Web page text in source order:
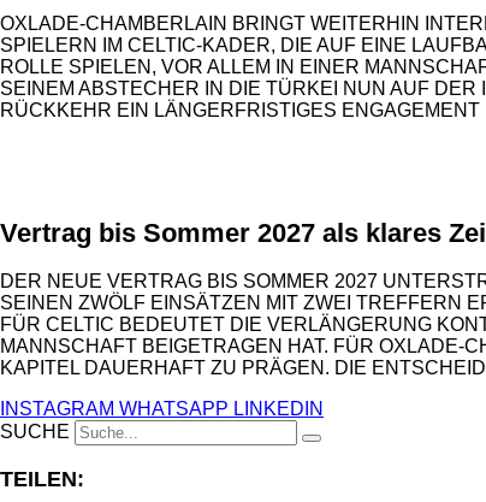
OXLADE-CHAMBERLAIN BRINGT WEITERHIN
SPIELERN IM CELTIC-KADER, DIE AUF EINE
ROLLE SPIELEN, VOR ALLEM IN EINER
SEINEM ABSTECHER IN DIE TÜRKEI NUN AUF
RÜCKKEHR EIN LÄNGERFRISTIGES ENGAGEMENT
Vertrag bis Sommer 2027 als klares
DER NEUE VERTRAG BIS SOMMER 2027
SEINEN ZWÖLF EINSÄTZEN MIT ZWEI TREFFERN
FÜR CELTIC BEDEUTET DIE VERLÄNGERUNG
MANNSCHAFT BEIGETRAGEN HAT. FÜR OXLADE-
KAPITEL DAUERHAFT ZU PRÄGEN. DIE
INSTAGRAM WHATSAPP LINKEDIN
SUCHE
TEILEN: